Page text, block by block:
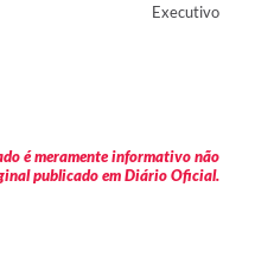
Executivo
é meramente informativo não
publicado em Diário Oficial.